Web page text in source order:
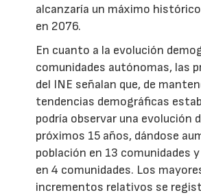
alcanzaría un máximo
en 2076.
En cuanto a la evolución
comunidades autónomas, las
del INE señalan que, de
tendencias demográficas
podría observar una evolución
próximos 15 años, dándose
población en 13 comunidades
en 4 comunidades. Los
incrementos relativos se